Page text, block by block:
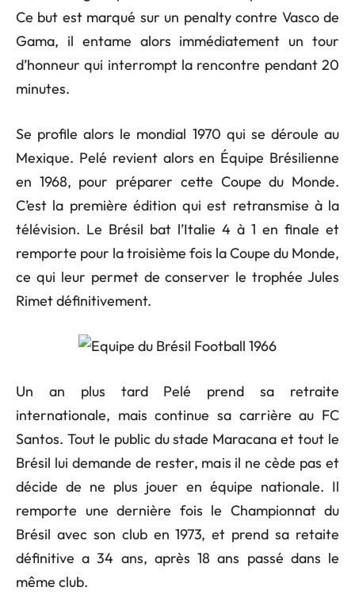
Ce but est marqué sur un penalty contre Vasco de
Gama, il entame alors immédiatement un tour
d’honneur qui interrompt la rencontre pendant 20
minutes.
Se profile alors le mondial 1970 qui se déroule au
Mexique. Pelé revient alors en Équipe Brésilienne
en 1968, pour préparer cette Coupe du Monde.
C’est la première édition qui est retransmise à la
télévision. Le Brésil bat l’Italie 4 à 1 en finale et
remporte pour la troisième fois la Coupe du Monde,
ce qui leur permet de conserver le trophée Jules
Rimet définitivement.
Un an plus tard Pelé prend sa retraite
internationale, mais continue sa carrière au FC
Santos. Tout le public du stade Maracana et tout le
Brésil lui demande de rester, mais il ne cède pas et
décide de ne plus jouer en équipe nationale. Il
remporte une dernière fois le Championnat du
Brésil avec son club en 1973, et prend sa retaite
définitive a 34 ans, après 18 ans passé dans le
même club.